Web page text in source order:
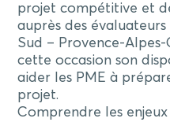
projet compétitive et
auprès des
Sud – Provence-
cette occasion son
aider les PME à
projet.
Comprendre les